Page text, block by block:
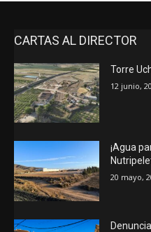
CARTAS AL DIRECTOR
Torre
12 junio,
¡Agua
20 mayo,